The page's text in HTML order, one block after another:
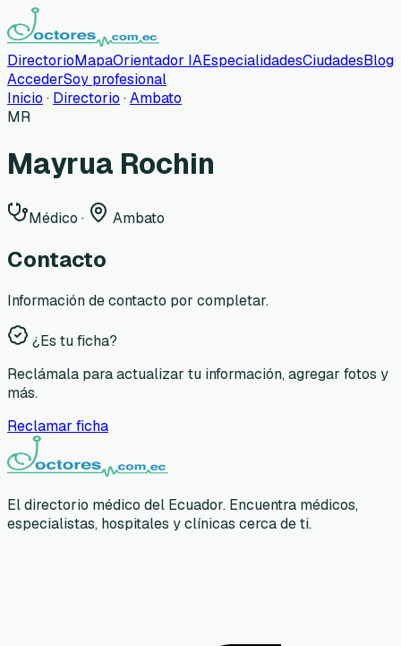
DirectorioMapaOrientador IAEspecialidadesCiudadesBlog
AccederSoy profesional
Inicio · Directorio ·Ambato
MR
Mayrua Rochin
Médico · Ambato
Contacto
Información de contacto por completar.
¿Es tu ficha?
Reclámala para actualizar tu información, agregar fotos y
más.
Reclamar ficha
El directorio médico del Ecuador. Encuentra médicos,
especialistas, hospitales y clínicas cerca de ti.